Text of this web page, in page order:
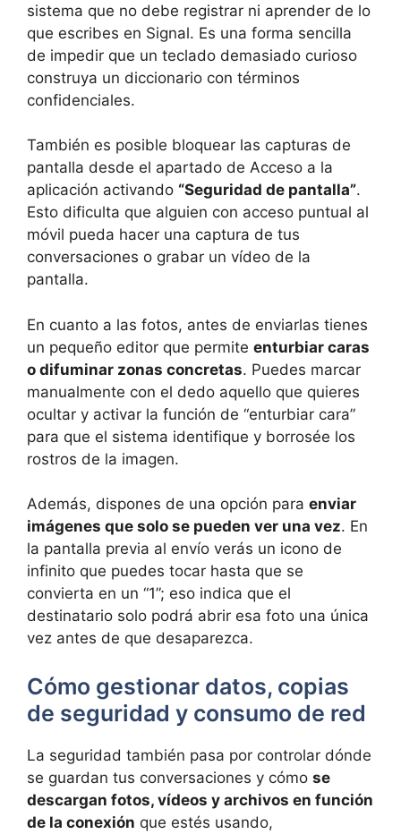
sistema que no debe registrar ni aprender de lo
que escribes en Signal. Es una forma sencilla
de impedir que un teclado demasiado curioso
construya un diccionario con términos
confidenciales.
También es posible bloquear las capturas de
pantalla desde el apartado de Acceso a la
aplicación activando “Seguridad de pantalla”.
Esto dificulta que alguien con acceso puntual al
móvil pueda hacer una captura de tus
conversaciones o grabar un vídeo de la
pantalla.
En cuanto a las fotos, antes de enviarlas tienes
un pequeño editor que permite enturbiar caras
o difuminar zonas concretas. Puedes marcar
manualmente con el dedo aquello que quieres
ocultar y activar la función de “enturbiar cara”
para que el sistema identifique y borrosée los
rostros de la imagen.
Además, dispones de una opción para enviar
imágenes que solo se pueden ver una vez. En
la pantalla previa al envío verás un icono de
infinito que puedes tocar hasta que se
convierta en un “1”; eso indica que el
destinatario solo podrá abrir esa foto una única
vez antes de que desaparezca.
Cómo gestionar datos, copias
de seguridad y consumo de red
La seguridad también pasa por controlar dónde
se guardan tus conversaciones y cómo se
descargan fotos, vídeos y archivos en función
de la conexión que estés usando,